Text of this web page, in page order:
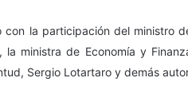
con la participación del ministro
la ministra de Economía y
Sergio Lotartaro y demás